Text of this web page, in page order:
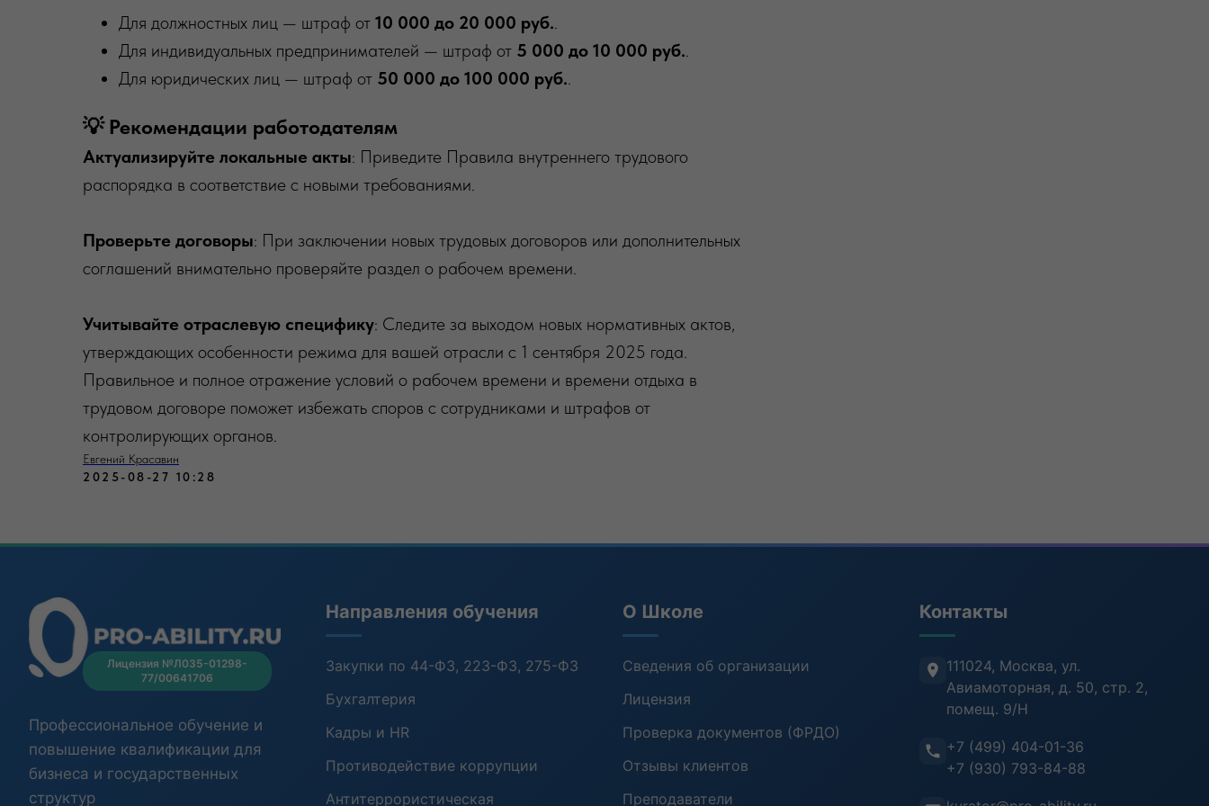
Для должностных лиц — штраф от 10 000 до 20 000 руб..
Для индивидуальных предпринимателей — штраф от 5 000 до 10 000 руб..
Для юридических лиц — штраф от 50 000 до 100 000 руб..
💡 Рекомендации работодателям
Актуализируйте локальные акты: Приведите Правила внутреннего трудового
распорядка в соответствие с новыми требованиями.
Проверьте договоры: При заключении новых трудовых договоров или дополнительных
соглашений внимательно проверяйте раздел о рабочем времени.
Учитывайте отраслевую специфику: Следите за выходом новых нормативных актов,
утверждающих особенности режима для вашей отрасли с 1 сентября 2025 года.
Правильное и полное отражение условий о рабочем времени и времени отдыха в
трудовом договоре поможет избежать споров с сотрудниками и штрафов от
контролирующих органов.
Евгений Красавин
2025-08-27 10:28
Лицензия №Л035-01298-
77/00641706
Профессиональное обучение и
повышение квалификации для
бизнеса и государственных
структур
Направления обучения
Закупки по 44-ФЗ, 223-ФЗ, 275-ФЗ
Бухгалтерия
Кадры и HR
Противодействие коррупции
Антитеррористическая
О Школе
Сведения об организации
Лицензия
Проверка документов (ФРДО)
Отзывы клиентов
Преподаватели
Контакты
111024, Москва, ул.
Авиамоторная, д. 50, стр. 2,
помещ. 9/Н
+7 (499) 404-01-36
+7 (930) 793-84-88